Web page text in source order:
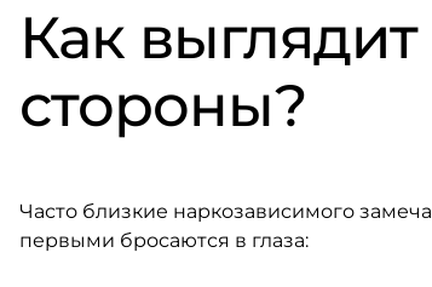
Как
стороны?
Часто близкие наркозависимого
первыми бросаются в глаза: